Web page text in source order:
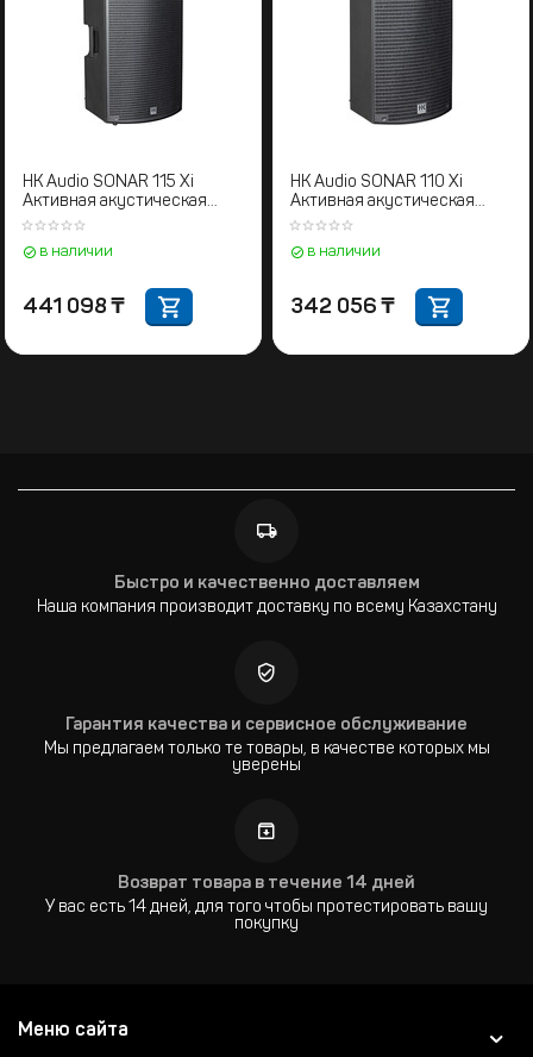
HK Audio SONAR 115 Xi
Активная акустическая
система
в наличии
441 098 ₸
HK Audio SONAR 110 Xi
Активная акустическая
система
в наличии
342 056 ₸
Быстро и качественно доставляем
Наша компания производит доставку по всему Казахстану
Гарантия качества и сервисное обслуживание
Мы предлагаем только те товары, в качестве которых мы
уверены
Возврат товара в течение 14 дней
У вас есть 14 дней, для того чтобы протестировать вашу
покупку
Меню сайта